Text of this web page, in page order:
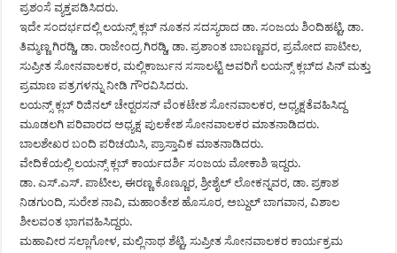
ಪ್ರಶಂಸೆ ವ್ಯಕ್ತಪಡಿಸಿದರು.
ಇದೇ ಸಂದರ್ಭದಲ್ಲಿ ಲಯನ್ಸ್ ಕ್ಲಬ್ ನೂತನ ಸದಸ್ಯರಾದ ಡಾ. ಸಂಜಯ ಶಿಂದಿಹಟ್ಟಿ, ಡಾ.
ತಿಮ್ಮಣ್ಣ ಗಿರಡ್ಡಿ, ಡಾ. ರಾಜೇಂದ್ರ ಗಿರಡ್ಡಿ, ಡಾ. ಪ್ರಶಾಂತ ಬಾಬಣ್ಣವರ, ಪ್ರಮೋದ ಪಾಟೀಲ,
ಸುಪ್ರೀತ ಸೋನವಾಲಕರ, ಮಲ್ಲಿಕಾರ್ಜುನ ಸಸಾಲಟ್ಟಿ ಅವರಿಗೆ ಲಯನ್ಸ್ ಕ್ಲಬ್‍ದ ಪಿನ್ ಮತ್ತು
ಪ್ರಮಾಣ ಪತ್ರಗಳನ್ನು ನೀಡಿ ಗೌರವಿಸಿದರು.
ಲಯನ್ಸ್ ಕ್ಲಬ್ ರಿಜಿನಲ್ ಚೇರ್‍ಪರಸನ್ ವೆಂಕಟೇಶ ಸೋನವಾಲಕರ, ಅಧ್ಯಕ್ಷತೆವಹಿಸಿದ್ದ
ಮೂಡಲಗಿ ಪರಿವಾರದ ಅಧ್ಯಕ್ಷ ಪುಲಕೇಶ ಸೋನವಾಲಕರ ಮಾತನಾಡಿದರು.
ಬಾಲಶೇಖರ ಬಂದಿ ಪರಿಚಯಿಸಿ, ಪ್ರಾಸ್ತಾವಿಕ ಮಾತನಾಡಿದರು.
ವೇದಿಕೆಯಲ್ಲಿ ಲಯನ್ಸ್ ಕ್ಲಬ್ ಕಾರ್ಯದರ್ಶಿ ಸಂಜಯ ಮೋಕಾಶಿ ಇದ್ದರು.
ಡಾ. ಎಸ್.ಎಸ್. ಪಾಟೀಲ, ಈರಣ್ಣ ಕೊಣ್ಣೂರ, ಶ್ರೀಶೈಲ್ ಲೋಕನ್ನವರ, ಡಾ. ಪ್ರಕಾಶ
ನಿಡಗುಂದಿ, ಸುರೇಶ ನಾವಿ, ಮಹಾಂತೇಶ ಹೊಸೂರ, ಅಬ್ದುಲ್ ಬಾಗವಾನ, ವಿಶಾಲ
ಶೀಲವಂತ ಭಾಗವಹಿಸಿದ್ದರು.
ಮಹಾವೀರ ಸಲ್ಲಾಗೋಳ, ಮಲ್ಲಿನಾಥ ಶೆಟ್ಟಿ, ಸುಪ್ರೀತ ಸೋನವಾಲಕರ ಕಾರ್ಯಕ್ರಮ